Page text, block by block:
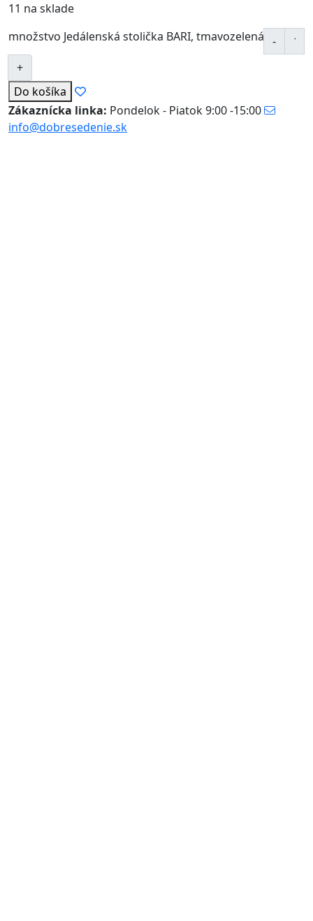
11 na sklade
množstvo Jedálenská stolička BARI, tmavozelená
Do košíka
Zákaznícka linka: Pondelok - Piatok 9:00 -15:00
info@dobresedenie.sk